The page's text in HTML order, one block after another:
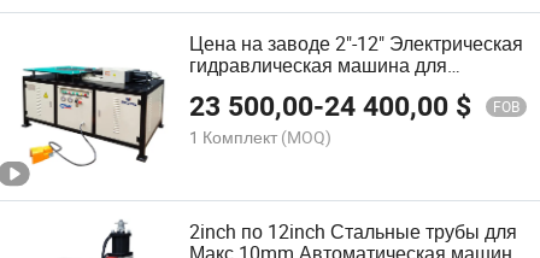
Цена на заводе 2"-12" Электрическая
гидравлическая машина для
23 500,00-24 400,00 $ FOB
1 Комплект (MOQ)
2inch по 12inch Стальные трубы для